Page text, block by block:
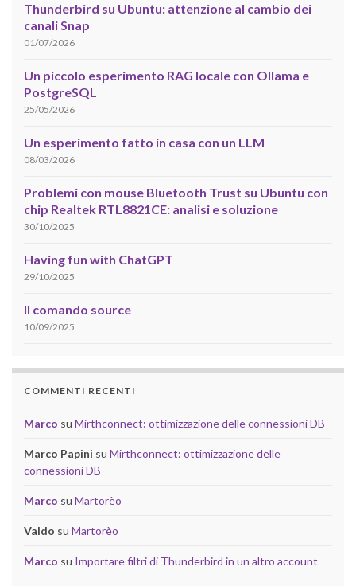
Thunderbird su Ubuntu: attenzione al cambio dei
canali Snap
01/07/2026
Un piccolo esperimento RAG locale con Ollama e
PostgreSQL
25/05/2026
Un esperimento fatto in casa con un LLM
08/03/2026
Problemi con mouse Bluetooth Trust su Ubuntu con
chip Realtek RTL8821CE: analisi e soluzione
30/10/2025
Having fun with ChatGPT
29/10/2025
Il comando source
10/09/2025
COMMENTI RECENTI
Marco su Mirthconnect: ottimizzazione delle connessioni DB
Marco Papini su Mirthconnect: ottimizzazione delle
connessioni DB
Marco su Martorèo
Valdo su Martorèo
Marco su Importare filtri di Thunderbird in un altro account